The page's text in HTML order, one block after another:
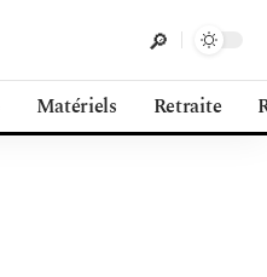
Matériels Retraite